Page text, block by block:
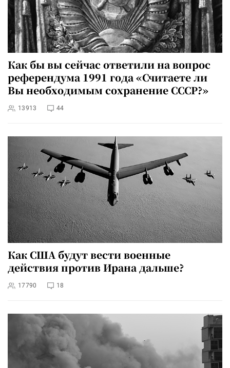
Как бы вы сейчас ответили на вопрос
референдума 1991 года «Считаете ли
Вы необходимым сохранение СССР?»
13913 44
Как США будут вести военные
действия против Ирана дальше?
17790 18